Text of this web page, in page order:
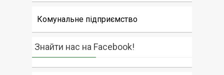
Комунальне підприємство
Знайти нас на Facebook!